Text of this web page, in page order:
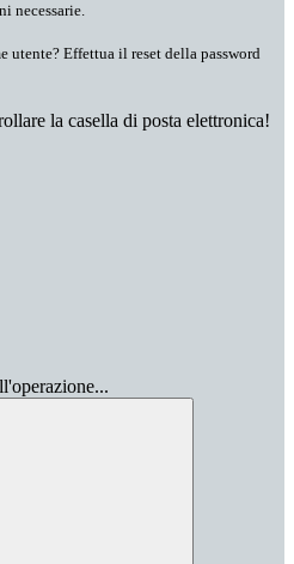
necessarie.
utente? Effettua il reset della password
la casella di posta elettronica!